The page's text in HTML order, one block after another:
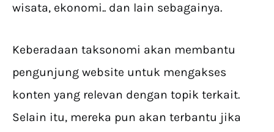
wisata, ekonomi.. dan lain sebagainya.
Keberadaan taksonomi akan membantu
pengunjung website untuk mengakses
konten yang relevan dengan topik terkait.
Selain itu, mereka pun akan terbantu jika